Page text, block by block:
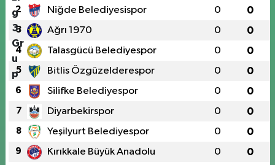
2 Niğde Belediyesispor 0 0
3 Ağrı 1970 0 0
4 Talasgücü Belediyespor 0 0
5 Bitlis Özgüzelderespor 0 0
6 Silifke Belediyespor 0 0
7 Diyarbekirspor 0 0
8 Yeşilyurt Belediyespor 0 0
9 Kırıkkale Büyük Anadolu 0 0